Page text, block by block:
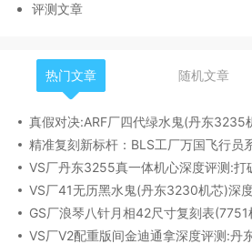
评测文章
热门文章 随机文章
真假对决:ARF厂四代绿水鬼(丹东3235
精准复刻新标杆：BLS工厂万国飞行员
VS厂41无历黑水鬼(丹东3230机芯)深
GS厂浪琴八针月相42尺寸复刻表